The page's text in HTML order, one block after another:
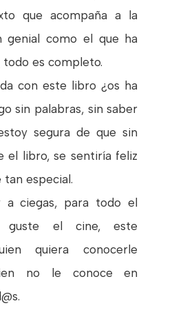
que acompaña a la
genial como el que ha
es completo.
con este libro ¿os ha
sin palabras, sin saber
segura de que sin
el libro, se sentiría feliz
especial.
a ciegas, para todo el
guste el cine, este
quiera conocerle
no le conoce en